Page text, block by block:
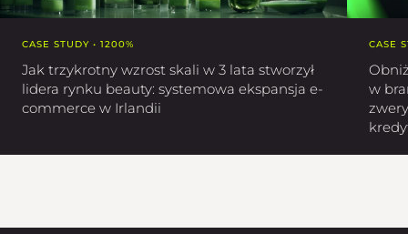
CASE STUDY • 1200%
Jak trzykrotny wzrost skali w 3 lata stworzył
lidera rynku beauty: systemowa ekspansja e-
commerce w Irlandii
CASE
w